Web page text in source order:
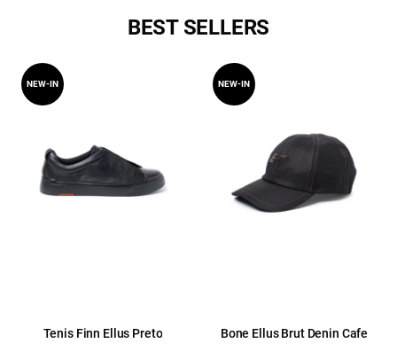
BEST SELLERS
Tenis Finn Ellus Preto
NEW-IN
Bone Ellus Brut Denin Cafe
NEW-IN